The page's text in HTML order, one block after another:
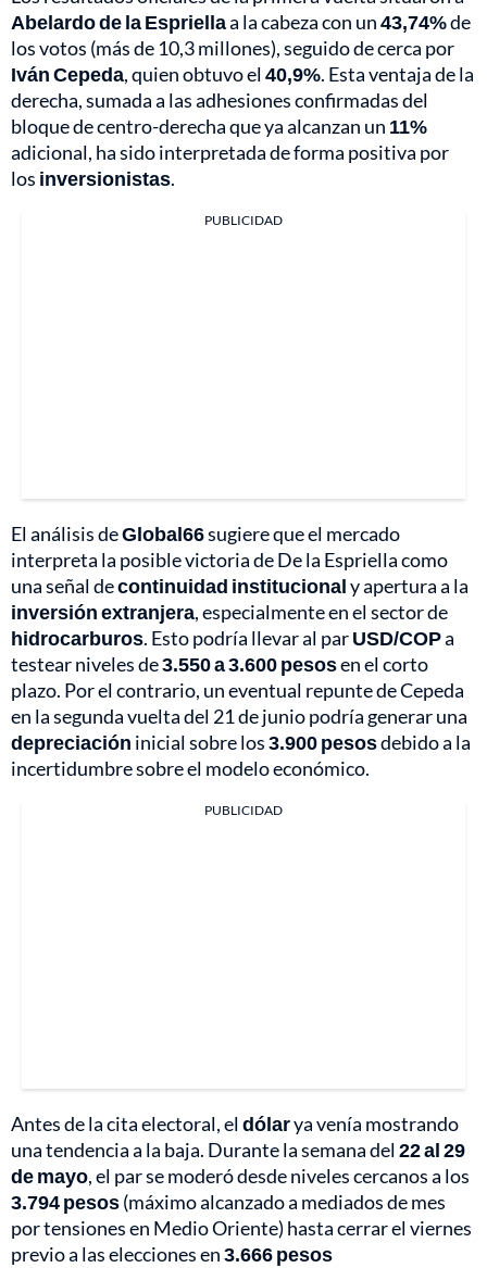
Abelardo de la Espriellaa la cabeza con un43,74%de
los votos (más de 10,3 millones), seguido de cerca por
Iván Cepeda, quien obtuvo el40,9%. Esta ventaja de la
derecha, sumada a las adhesiones confirmadas del
bloque de centro-derecha que ya alcanzan un 11%
adicional, ha sido interpretada de forma positiva por
los inversionistas.
PUBLICIDAD
El análisis deGlobal66sugiere que el mercado
interpreta la posible victoria de De la Espriella como
una señal decontinuidad institucionaly apertura a la
inversión extranjera, especialmente en el sector de
hidrocarburos. Esto podría llevar al parUSD/COPa
testear niveles de3.550 a 3.600 pesosen el corto
plazo. Por el contrario, un eventual repunte de Cepeda
en la segunda vuelta del 21 de junio podría generar una
depreciación inicial sobre los3.900 pesosdebido a la
incertidumbre sobre el modelo económico.
PUBLICIDAD
Antes de la cita electoral, eldólarya venía mostrando
una tendencia a la baja. Durante la semana del22 al 29
de mayo, el par se moderó desde niveles cercanos a los
3.794 pesos(máximo alcanzado a mediados de mes
por tensiones en Medio Oriente) hasta cerrar el viernes
previo a las elecciones en3.666 pesos